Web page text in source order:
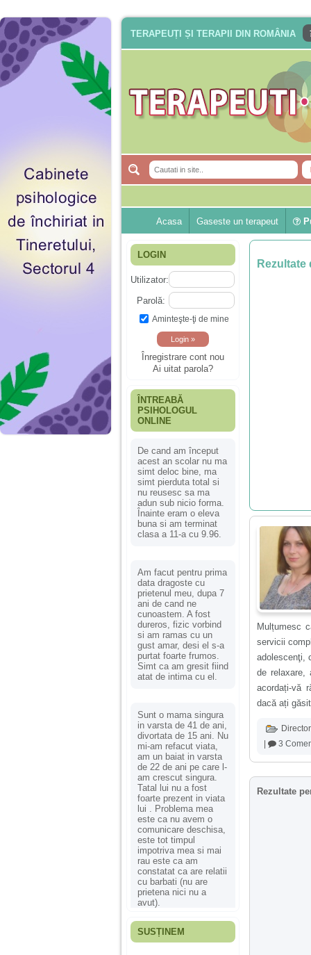
TERAPEUȚI ȘI TERAPII DIN ROMÂNIA
Acasa Gaseste un terapeut
LOGIN
Utilizator:
Parolă:
Aminteşte-ţi de mine
Înregistrare cont nou
Ai uitat parola?
ÎNTREABĂ
PSIHOLOGUL
ONLINE
De cand am început
acest an scolar nu ma
simt deloc bine, ma
simt pierduta total si
nu reusesc sa ma
adun sub nicio forma.
Înainte eram o eleva
buna si am terminat
clasa a 11-a cu 9.96.
Am facut pentru prima
data dragoste cu
prietenul meu, dupa 7
ani de cand ne
cunoastem. A fost
dureros, fizic vorbind
si am ramas cu un
gust amar, desi el s-a
purtat foarte frumos.
Simt ca am gresit fiind
atat de intima cu el.
Sunt o mama singura
in varsta de 41 de ani,
divortata de 15 ani. Nu
mi-am refacut viata,
am un baiat in varsta
de 22 de ani pe care l-
am crescut singura.
Tatal lui nu a fost
foarte prezent in viata
lui . Problema mea
este ca nu avem o
comunicare deschisa,
este tot timpul
impotriva mea si mai
rau este ca am
constatat ca are relatii
cu barbati (nu are
prietena nici nu a
avut).
Fiica mea s-a nascut
SUSȚINEM
Rezultate
Mulțumesc
servicii
adolescenţi,
de relaxare,
acordați-vă
dacă ați
3
Rezultate